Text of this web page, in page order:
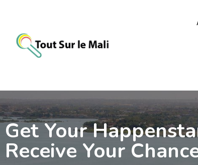
contenu
Get Your
Receive Your